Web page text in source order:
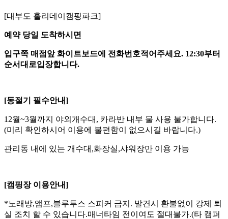
[대부도 홀리데이캠핑파크]
예약 당일 도착하시면
입구쪽 매점앞 화이트보드에 전화번호적어주세요. 12:30부터
순서대로입장합니다.
[동절기 필수안내]
12월~3월까지 야외개수대, 카라반 내부 물 사용 불가합니다.
(미리 확인하시어 이용에 불편함이 없으시길 바랍니다.)
관리동 내에 있는 개수대,화장실,샤워장만 이용 가능
[캠핑장 이용안내]
*노래방,앰프,블루투스 스피커 금지. 발견시 환불없이 강제 퇴
실 조치 할 수 있습니다.매너타임 전이여도 절대불가.(타 캠퍼